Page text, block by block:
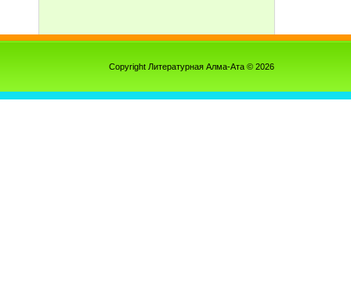
Copyright Литературная Алма-Ата © 2026